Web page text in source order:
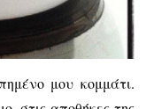
μου κομμάτι.